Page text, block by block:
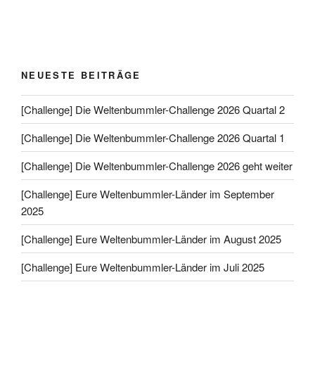
NEUESTE BEITRÄGE
[Challenge] Die Weltenbummler-Challenge 2026 Quartal 2
[Challenge] Die Weltenbummler-Challenge 2026 Quartal 1
[Challenge] Die Weltenbummler-Challenge 2026 geht weiter
[Challenge] Eure Weltenbummler-Länder im September
2025
[Challenge] Eure Weltenbummler-Länder im August 2025
[Challenge] Eure Weltenbummler-Länder im Juli 2025